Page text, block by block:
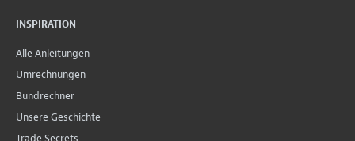
INSPIRATION
Alle Anleitungen
Umrechnungen
Bundrechner
Unsere Geschichte